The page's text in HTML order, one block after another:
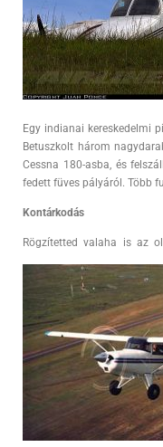
Egy indianai kereskedelmi
Betuszkolt három
Cessna 180-asba, és
fedett füves pályáról. Több
Kontárkodás
Rögzítetted valaha is az